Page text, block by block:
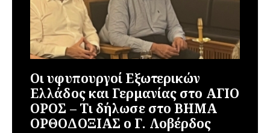
Οι υφυπουργοί Εξωτερικών
Ελλάδος και Γερμανίας στο ΑΓΙΟ
ΟΡΟΣ – Τι δήλωσε στο ΒΗΜΑ
ΟΡΘΟΔΟΞΙΑΣ ο Γ. Λοβέρδος